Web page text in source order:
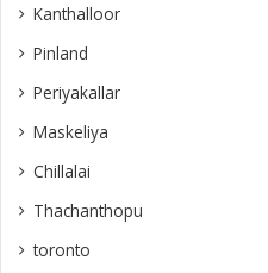
Kanthalloor
Pinland
Periyakallar
Maskeliya
Chillalai
Thachanthopu
toronto